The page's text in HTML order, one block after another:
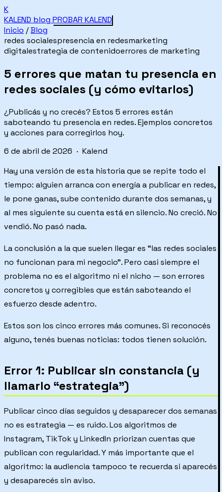
K
KALEND blog PROBAR KALEND
Inicio /Blog
redes socialespresencia en redesmarketing
digitalestrategia de contenidoerrores de marketing
5 errores que matan tu presencia en
redes sociales (y cómo evitarlos)
¿Publicás y no crecés? Estos 5 errores están
saboteando tu presencia en redes. Ejemplos concretos
y acciones para corregirlos hoy.
6 de abril de 2026 · Kalend
Hay una versión de esta historia que se repite todo el
tiempo: alguien arranca con energía a publicar en redes,
le pone ganas, sube contenido durante dos semanas, y
al mes siguiente su cuenta está en silencio. No creció. No
vendió. No pasó nada.
La conclusión a la que suelen llegar es “las redes sociales
no funcionan para mi negocio”. Pero casi siempre el
problema no es el algoritmo ni el nicho — son errores
concretos y corregibles que están saboteando el
esfuerzo desde adentro.
Estos son los cinco errores más comunes. Si reconocés
alguno, tenés buenas noticias: todos tienen solución.
Error 1: Publicar sin constancia (y
llamarlo “estrategia”)
Publicar cinco días seguidos y desaparecer dos semanas
no es estrategia — es ruido. Los algoritmos de
Instagram, TikTok y LinkedIn priorizan cuentas que
publican con regularidad. Y más importante que el
algoritmo: la audiencia tampoco te recuerda si aparecés
y desaparecés sin aviso.